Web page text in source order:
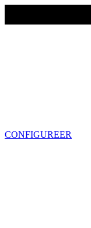
CONFIGUREER